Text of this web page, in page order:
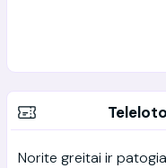
Norite greitai ir